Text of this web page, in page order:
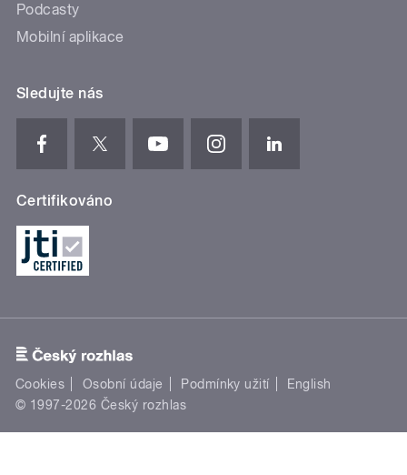
Podcasty
Mobilní aplikace
Sledujte nás
Certifikováno
Cookies Osobní údaje Podmínky užití
English
© 1997-2026 Český rozhlas